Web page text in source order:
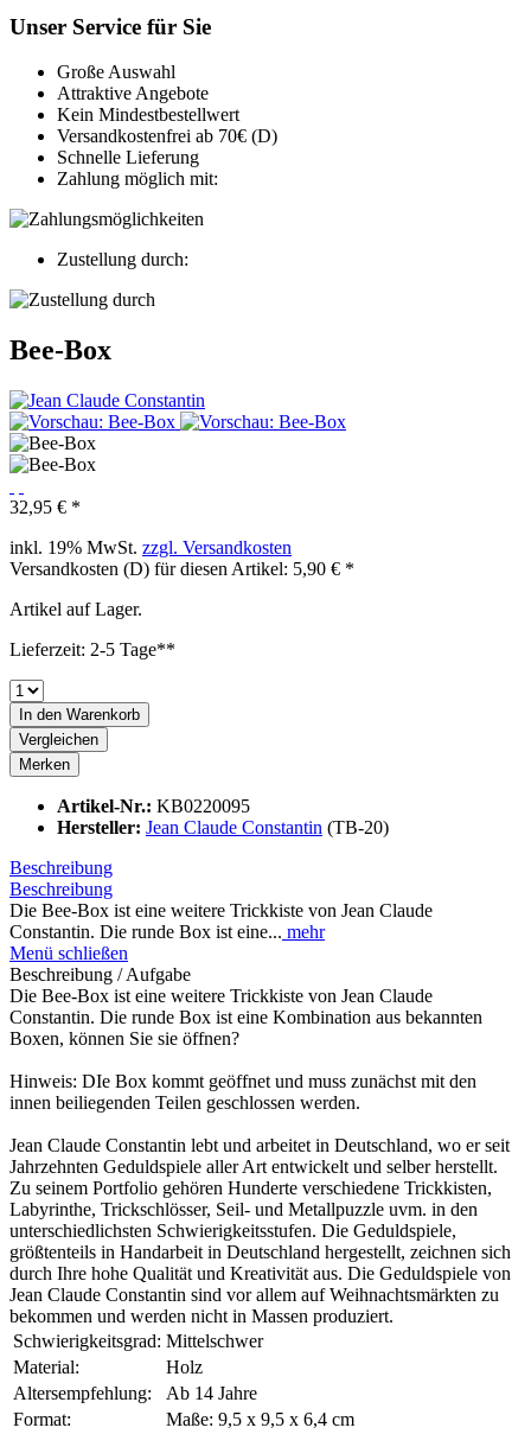
Unser Service für Sie
Große Auswahl
Attraktive Angebote
Kein Mindestbestellwert
Versandkostenfrei ab 70€ (D)
Schnelle Lieferung
Zahlung möglich mit:
Zustellung durch:
Bee-Box
32,95 € *
inkl. 19% MwSt. zzgl. Versandkosten
Versandkosten (D) für diesen Artikel: 5,90 € *
Artikel auf Lager.
Lieferzeit: 2-5 Tage**
In den Warenkorb
Vergleichen
Merken
Artikel-Nr.: KB0220095
Hersteller: Jean Claude Constantin (TB-20)
Beschreibung
Beschreibung
Die Bee-Box ist eine weitere Trickkiste von Jean Claude
Constantin. Die runde Box ist eine... mehr
Menü schließen
Beschreibung / Aufgabe
Die Bee-Box ist eine weitere Trickkiste von Jean Claude
Constantin. Die runde Box ist eine Kombination aus bekannten
Boxen, können Sie sie öffnen?
Hinweis: DIe Box kommt geöffnet und muss zunächst mit den
innen beiliegenden Teilen geschlossen werden.
Jean Claude Constantin lebt und arbeitet in Deutschland, wo er seit
Jahrzehnten Geduldspiele aller Art entwickelt und selber herstellt.
Zu seinem Portfolio gehören Hunderte verschiedene Trickkisten,
Labyrinthe, Trickschlösser, Seil- und Metallpuzzle uvm. in den
unterschiedlichsten Schwierigkeitsstufen. Die Geduldspiele,
größtenteils in Handarbeit in Deutschland hergestellt, zeichnen sich
durch Ihre hohe Qualität und Kreativität aus. Die Geduldspiele von
Jean Claude Constantin sind vor allem auf Weihnachtsmärkten zu
bekommen und werden nicht in Massen produziert.
Schwierigkeitsgrad: Mittelschwer
Material:
Holz
Altersempfehlung:
Ab 14 Jahre
Format:
Maße: 9,5 x 9,5 x 6,4 cm